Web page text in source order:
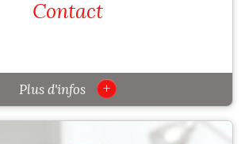
Contact
Plus d'infos +